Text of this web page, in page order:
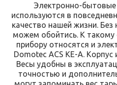
Электронно-
используются в
качество нашей жизни.
можем обойтись. К такому
прибору относятся и
Domotec ACS KE-A. Корпус
Весы удобны в
точностью и